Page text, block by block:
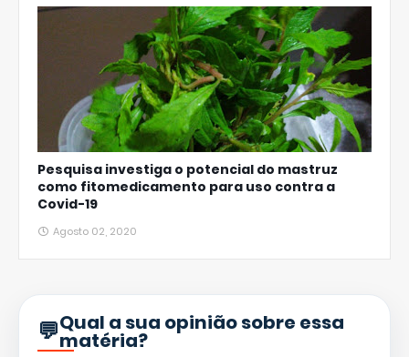
Pesquisa investiga o potencial do mastruz
como fitomedicamento para uso contra a
Covid-19
Agosto 02, 2020
Qual a sua opinião sobre essa
matéria?